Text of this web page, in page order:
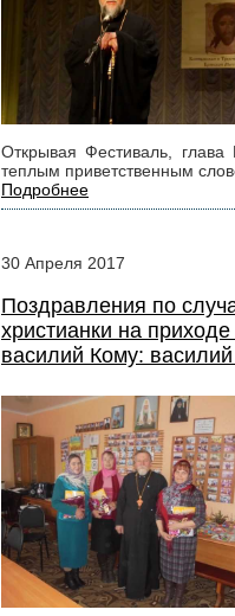
Открывая Фестиваль,
теплым приветственным
Подробнее
30 Апреля 2017
Поздравления по
христианки на
василий Кому: